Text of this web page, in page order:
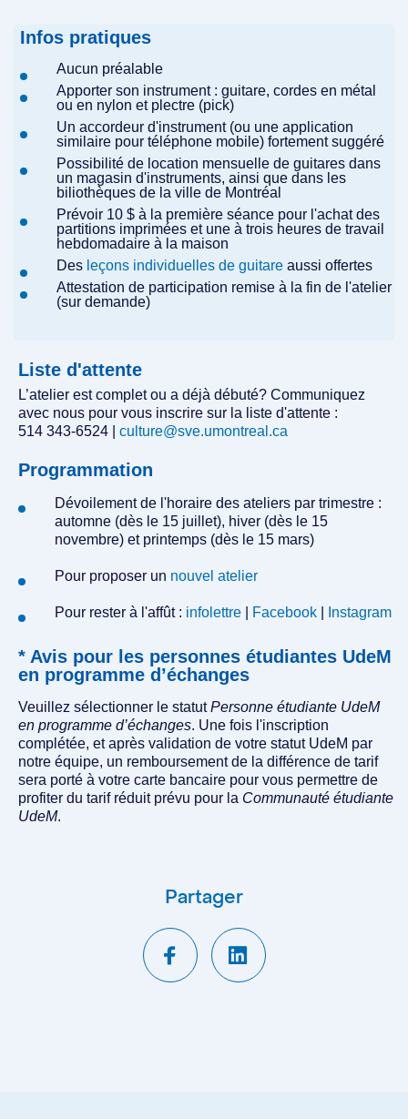
Infos pratiques
Aucun préalable
Apporter son instrument : guitare, cordes en métal
ou en nylon et plectre (pick)
Un accordeur d'instrument (ou une application
similaire pour téléphone mobile) fortement suggéré
Possibilité de location mensuelle de guitares dans
un magasin d'instruments, ainsi que dans les
biliothèques de la ville de Montréal
Prévoir 10 $ à la première séance pour l'achat des
partitions imprimées et une à trois heures de travail
hebdomadaire à la maison
Des leçons individuelles de guitare aussi offertes
Attestation de participation remise à la fin de l'atelier
(sur demande)
Liste d'attente
L’atelier est complet ou a déjà débuté? Communiquez
avec nous pour vous inscrire sur la liste d'attente :
514 343-6524 | culture@sve.umontreal.ca
Programmation
Dévoilement de l'horaire des ateliers par trimestre :
automne (dès le 15 juillet), hiver (dès le 15
novembre) et printemps (dès le 15 mars)
Pour proposer un nouvel atelier
Pour rester à l'affût : infolettre Facebook Instagram
* Avis pour les personnes étudiantes UdeM
en programme d’échanges
Veuillez sélectionner le statutPersonne étudiante UdeM
en programme d’échanges. Une fois l'inscription
complétée, et après validation de votre statut UdeM par
notre équipe, un remboursement de la différence de tarif
sera porté à votre carte bancaire pour vous permettre de
profiter du tarif réduit prévu pour la Communauté étudiante
UdeM.
Partager